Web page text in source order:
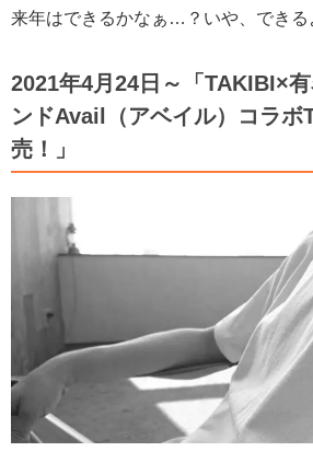
来年はできるかなぁ…？いや、できる
2021年4月24日～「TAKIBI×
ンドAvail（アベイル）コラボ
売！」